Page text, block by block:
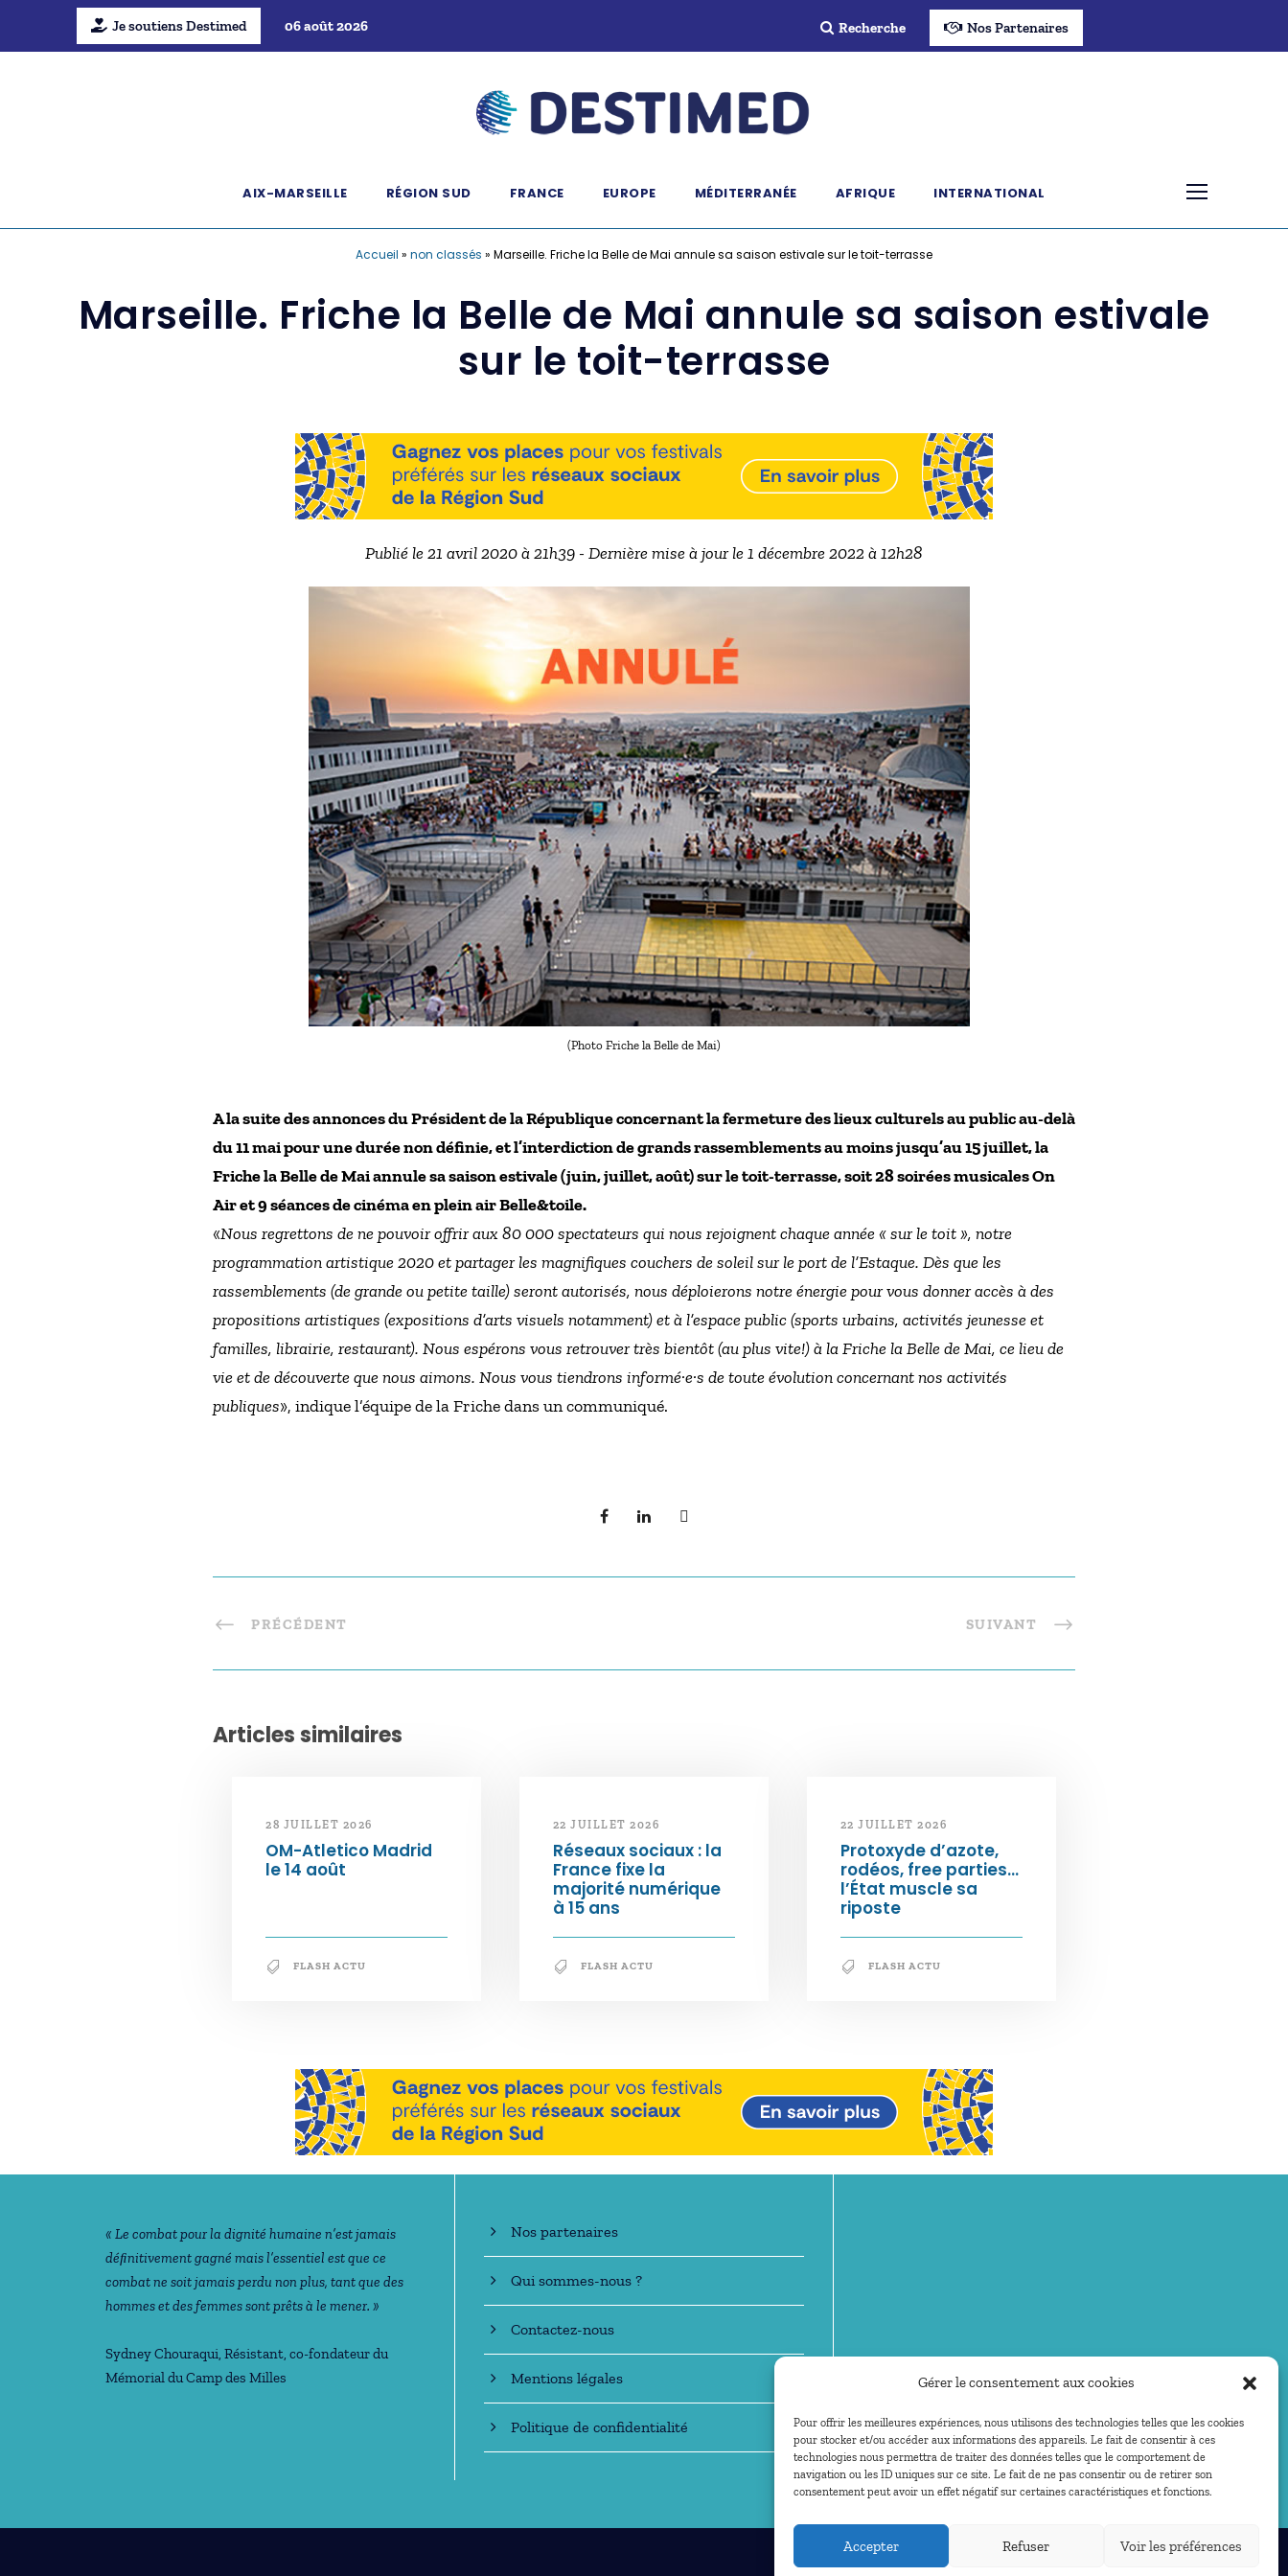
Gérer le consentement aux cookies
Pour offrir les meilleures expériences, nous utilisons des technologies telles que les cookies
pour stocker et/ou accéder aux informations des appareils. Le fait de consentir à ces
technologies nous permettra de traiter des données telles que le comportement de
navigation ou les ID uniques sur ce site. Le fait de ne pas consentir ou de retirer son
consentement peut avoir un effet négatif sur certaines caractéristiques et fonctions.
Accepter Refuser Voir les préférences
Je soutiens Destimed 06 août 2026 Recherche Nos Partenaires
AIX-MARSEILLE RÉGION SUD FRANCE EUROPE MÉDITERRANÉE AFRIQUE INTERNATIONAL
Accueil » non classés » Marseille. Friche la Belle de Mai annule sa saison estivale sur le toit-terrasse
Marseille. Friche la Belle de Mai annule sa saison estivale
sur le toit-terrasse
Publié le 21 avril 2020 à 21h39 - Dernière mise à jour le 1 décembre 2022 à 12h28
(Photo Friche la Belle de Mai)
A la suite des annonces du Président de la République concernant la fermeture des lieux culturels au public au-delà
du 11 mai pour une durée non définie, et l’interdiction de grands rassemblements au moins jusqu’au 15 juillet, la
Friche la Belle de Mai annule sa saison estivale (juin, juillet, août) sur le toit-terrasse, soit 28 soirées musicales On
Air et 9 séances de cinéma en plein air Belle&toile.
«Nous regrettons de ne pouvoir offrir aux 80 000 spectateurs qui nous rejoignent chaque année « sur le toit », notre
programmation artistique 2020 et partager les magnifiques couchers de soleil sur le port de l’Estaque. Dès que les
rassemblements (de grande ou petite taille) seront autorisés, nous déploierons notre énergie pour vous donner accès à des
propositions artistiques (expositions d’arts visuels notamment) et à l’espace public (sports urbains, activités jeunesse et
familles, librairie, restaurant). Nous espérons vous retrouver très bientôt (au plus vite!) à la Friche la Belle de Mai, ce lieu de
vie et de découverte que nous aimons. Nous vous tiendrons informé·e·s de toute évolution concernant nos activités
publiques», indique l’équipe de la Friche dans un communiqué.
PRÉCÉDENT SUIVANT
Articles similaires
28 JUILLET 2026
OM-Atletico Madrid
le 14 août
FLASH ACTU
22 JUILLET 2026
Réseaux sociaux : la
France fixe la
majorité numérique
à 15 ans
FLASH ACTU
22 JUILLET 2026
Protoxyde d’azote,
rodéos, free parties…
l’État muscle sa
riposte
FLASH ACTU
Notre philosophie
« Le combat pour la dignité humaine n’est jamais
déﬁnitivement gagné mais l’essentiel est que ce
combat ne soit jamais perdu non plus, tant que des
hommes et des femmes sont prêts à le mener. »
Sydney Chouraqui, Résistant, co-fondateur du
Mémorial du Camp des Milles
En savoir +
Nos partenaires
Qui sommes-nous ?
Contactez-nous
Mentions légales
Politique de confidentialité